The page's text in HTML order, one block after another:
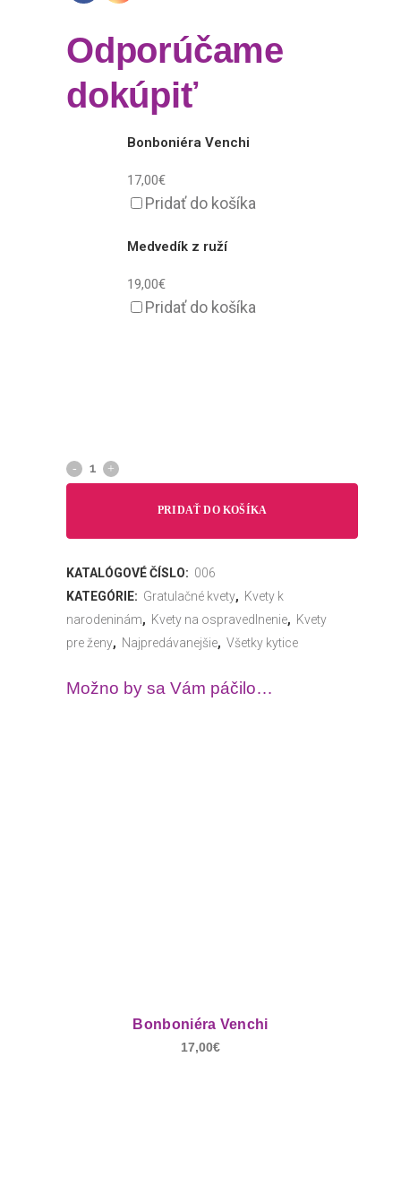
Odporúčame
dokúpiť
Bonboniéra Venchi
17,00€
Pridať do košíka
Medvedík z ruží
19,00€
Pridať do košíka
PRIDAŤ DO KOŠÍKA
KATALÓGOVÉ ČÍSLO: 006
KATEGÓRIE: Gratulačné kvety, Kvety k
narodeninám, Kvety na ospravedlnenie, Kvety
pre ženy, Najpredávanejšie, Všetky kytice
Možno by sa Vám páčilo…
Bonboniéra Venchi
17,00€